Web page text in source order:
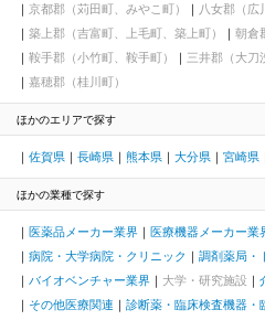
京都郡（苅田町、みやこ町）
八女郡（広
築上郡（吉富町、上毛町、築上町）
朝倉
鞍手郡（小竹町、鞍手町）
三井郡（大刀
嘉穂郡（桂川町）
ほかのエリアで探す
佐賀県 長崎県 熊本県 大分県 宮崎県
ほかの業種で探す
医薬品メーカー業界 医療機器メーカー業
病院・大学病院・クリニック
調剤薬局・
バイオベンチャー業界
大学・研究施設
その他医療関連
診断薬・臨床検査機器・